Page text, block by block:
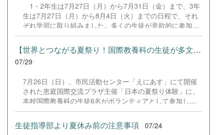
の全国大会出場にあたり、多大なるご支援・ご協力をいた
だきました企業の皆様、ならびに心温まるご寄付や温かい
ご声援を寄せてくださった地域の皆様方に、心より感謝申
し上げます。皆様からの温かいご支援が部員たちの大きな
励みとなり、全国の舞台で最高のパフォーマンスと演技を
届けることができました。今回の経験を糧に、さらに表現
力に磨きをかけ、今後も活動してまいります。引き続き、
本校演劇部への変わらぬご声援をよろしくお願いいたしま
す。 &nbsp;
1・2年生は7月27日（月）から7月31日（金）まで、3年
生は7月27日（月）から8月4日（火）までの日程で、それ
ぞれ学習に取り組みました。多くの生徒が意欲的に参加
し、これまでの学習内容の復習や発展的な内容、受験に向
けた学習などに真剣に取り組む姿が見られました。夏期講
習で身に付けた学習習慣や知識を、今後の学校生活や学習
に生かし、一人一人がさらなる成長につなげてくれること
【世界とつながる夏祭り！国際教養科の生徒が多文化共生ボランテ...
07/29
7月26日（日）、市民活動センター「えにあす」にて開催
された恵庭国際交流プラザ主催「日本の夏祭り体験」に、
本校国際教養科の生徒6名がボランティアとして参加しま
した！ 会場にはウクライナ、ネパール、アフガニスタンな
ど多国籍な参加者が集まり、ヨーヨー釣りや綿あめ、盆踊
りなどを満喫。浴衣姿でイベントを彩った1年生や、経験
生徒指導部より夏休み前の注意事項 07/24